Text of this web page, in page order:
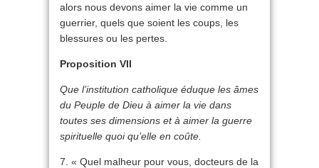
alors nous devons aimer la vie comme un
guerrier, quels que soient les coups, les
blessures ou les pertes.
Proposition VII
Que l’institution catholique éduque les âmes
du Peuple de Dieu à aimer la vie dans
toutes ses dimensions et à aimer la guerre
spirituelle quoi qu’elle en coûte.
7. « Quel malheur pour vous, docteurs de la